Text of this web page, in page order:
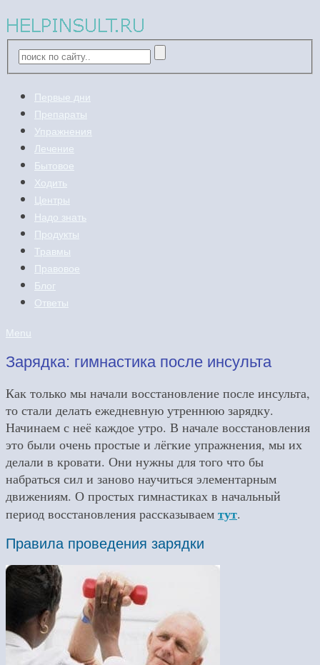
Первые дни
Препараты
Упражнения
Лечение
Бытовое
Ходить
Центры
Надо знать
Продукты
Травмы
Правовое
Блог
Ответы
Menu
Зарядка: гимнастика после инсульта
Как только мы начали восстановление после инсульта,
то стали делать ежедневную утреннюю зарядку.
Начинаем с неё каждое утро. В начале восстановления
это были очень простые и лёгкие упражнения, мы их
делали в кровати. Они нужны для того что бы
набраться сил и заново научиться элементарным
движениям. О простых гимнастиках в начальный
период восстановления рассказываем тут.
Правила проведения зарядки